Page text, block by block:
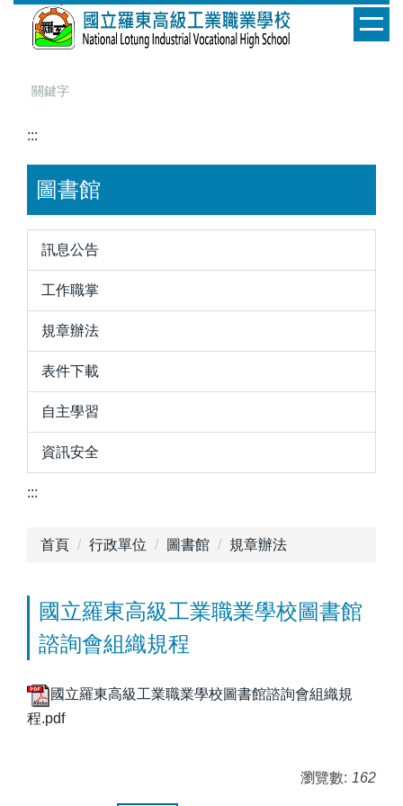
:::
圖書館
訊息公告
工作職掌
規章辦法
表件下載
自主學習
資訊安全
:::
首頁 行政單位 圖書館 規章辦法
國立羅東高級工業職業學校圖書館
諮詢會組織規程
國立羅東高級工業職業學校圖書館諮詢會組織規
程.pdf
瀏覽數: 162